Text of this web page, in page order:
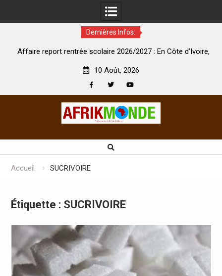
Dernières Infos:
Affaire report rentrée scolaire 2026/2027 : En Côte d’Ivoire,
10 Août, 2026
Accueil SUCRIVOIRE
Étiquette : SUCRIVOIRE